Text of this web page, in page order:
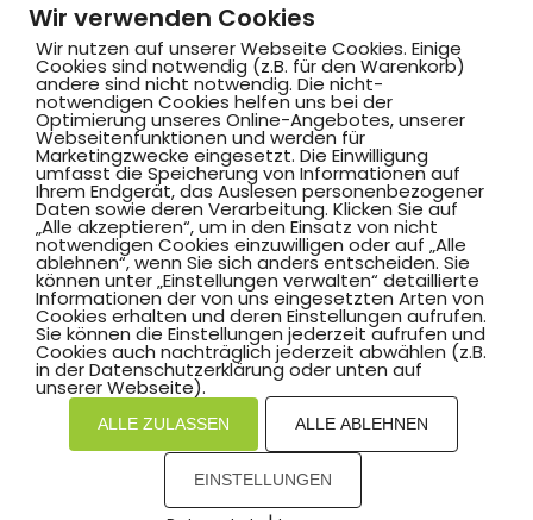
Hammer SportClub 2008
Am Südbad 9,
59069 Hamm
©2025 Hammer SportClub 2008 e.V.
Mit zum Verein by PASSGEBER
Impressum
Hinweisgebersystem
Wir verwenden Cookies
Wir nutzen auf unserer Webseite Cookies. Einige
Cookies sind notwendig (z.B. für den Warenkorb)
andere sind nicht notwendig. Die nicht-
notwendigen Cookies helfen uns bei der
Optimierung unseres Online-Angebotes, unserer
Webseitenfunktionen und werden für
Marketingzwecke eingesetzt. Die Einwilligung
umfasst die Speicherung von Informationen auf
Ihrem Endgerät, das Auslesen personenbezogener
Daten sowie deren Verarbeitung. Klicken Sie auf
„Alle akzeptieren“, um in den Einsatz von nicht
notwendigen Cookies einzuwilligen oder auf „Alle
ablehnen“, wenn Sie sich anders entscheiden. Sie
können unter „Einstellungen verwalten“ detaillierte
Informationen der von uns eingesetzten Arten von
Cookies erhalten und deren Einstellungen aufrufen.
Sie können die Einstellungen jederzeit aufrufen und
Cookies auch nachträglich jederzeit abwählen (z.B.
in der Datenschutzerklärung oder unten auf
unserer Webseite).
ALLE ZULASSEN ALLE ABLEHNEN
EINSTELLUNGEN